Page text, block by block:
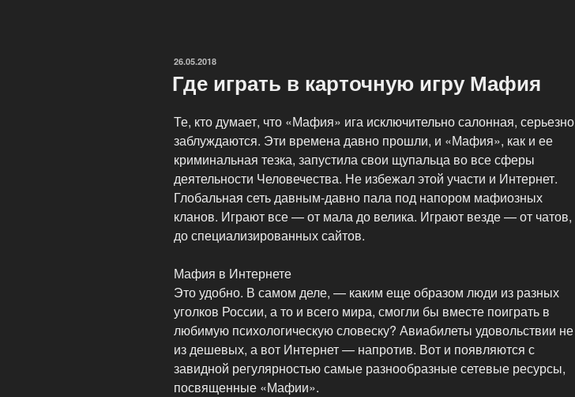
ОПУБЛИКОВАНО
26.05.2018
Где играть в карточную игру Мафия
Те, кто думает, что «Мафия» ига исключительно салонная, серьезно
заблуждаются. Эти времена давно прошли, и «Мафия», как и ее
криминальная тезка, запустила свои щупальца во все сферы
деятельности Человечества. Не избежал этой участи и Интернет.
Глобальная сеть давным-давно пала под напором мафиозных
кланов. Играют все — от мала до велика. Играют везде — от чатов,
до специализированных сайтов.
Мафия в Интернете
Это удобно. В самом деле, — каким еще образом люди из разных
уголков России, а то и всего мира, смогли бы вместе поиграть в
любимую психологическую словеску? Авиабилеты удовольствии не
из дешевых, а вот Интернет — напротив. Вот и появляются с
завидной регулярностью самые разнообразные сетевые ресурсы,
посвященные «Мафии».